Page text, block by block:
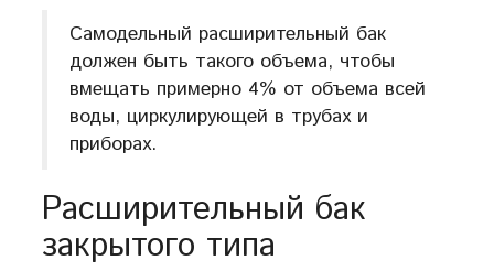
Самодельный расширительный бак
должен быть такого объема, чтобы
вмещать примерно 4% от объема всей
воды, циркулирующей в трубах и
приборах.
Расширительный бак
закрытого типа